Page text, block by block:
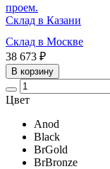
проем.
Склад в Казани
Склад в Москве
38 673 ₽
В корзину
Цвет
Anod
Black
BrGold
BrBronze